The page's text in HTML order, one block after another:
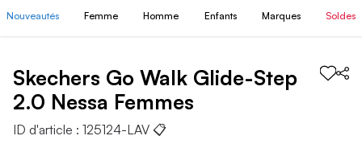
Nouveautés Femme Homme Enfants Marques Soldes
Skechers Go Walk Glide-Step
2.0 Nessa Femmes
ID d'article : 125124-LAV 📋